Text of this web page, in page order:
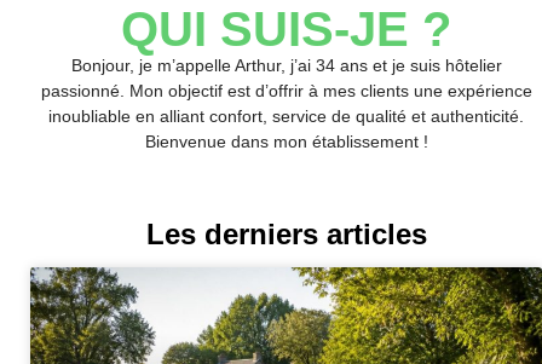
QUI SUIS-JE ?
Bonjour, je m’appelle Arthur, j’ai 34 ans et je suis hôtelier
passionné. Mon objectif est d’offrir à mes clients une expérience
inoubliable en alliant confort, service de qualité et authenticité.
Bienvenue dans mon établissement !
Les derniers articles